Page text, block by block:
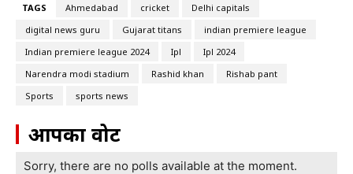
TAGS Ahmedabad cricket
Delhi capitals
digital news guru
Gujarat titans
indian premiere league
Indian premiere league 2024
Ipl
Ipl 2024
Narendra modi stadium
Rashid khan
Rishab pant
Sports
sports news
आपका वोट
Sorry, there are no polls available at the moment.